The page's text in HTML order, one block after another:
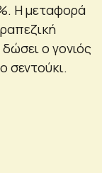
Η μεταφορά
ο γονιός
σεντούκι.